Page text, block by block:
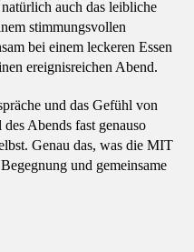
auch das leibliche
stimmungsvollen
bei einem leckeren Essen
ereignisreichen Abend.
und das Gefühl von
Abends fast genauso
Genau das, was die MIT
und gemeinsame